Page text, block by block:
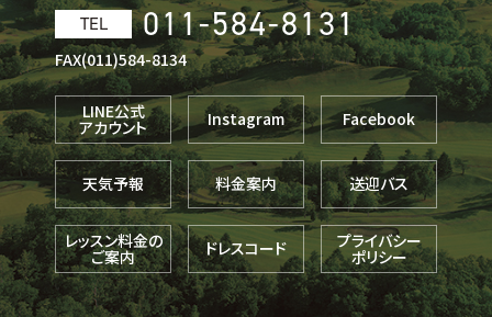
TEL 011-584-8131
FAX(011)584-8134
LINE公式
アカウント Instagram Facebook
天気予報 料金案内 送迎バス
レッスン料金の
ご案内 ドレスコード プライバシー
ポリシー